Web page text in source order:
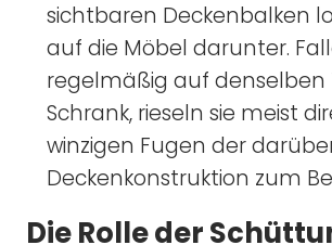
sichtbaren Deckenbalken
auf die Möbel darunter.
regelmäßig auf denselben
Schrank, rieseln sie meist
winzigen Fugen der
Deckenkonstruktion zum
Die Rolle der